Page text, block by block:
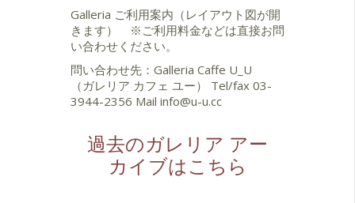
Galleria ご利用案内（レイアウト図が開
きます）
※ご利用料金などは直接お問
い合わせください。
問い合わせ先：Galleria Caffe U_U
（ガレリア カフェ ユー） Tel/fax 03-
3944-2356 Mail info@u-u.cc
過去のガレリア アー
カイブはこちら